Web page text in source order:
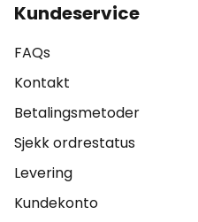
Kundeservice
FAQs
Kontakt
Betalingsmetoder
Sjekk ordrestatus
Levering
Kundekonto